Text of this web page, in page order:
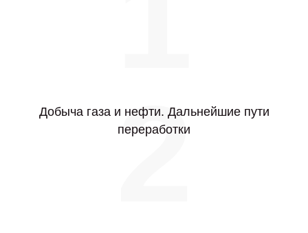
Добыча газа и нефти. Дальнейшие пути
переработки
2